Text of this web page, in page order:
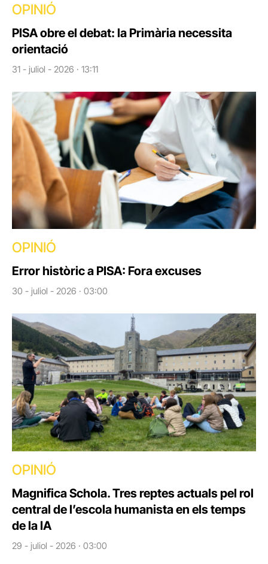
OPINIÓ
PISA obre el debat: la Primària necessita
orientació
31 - juliol - 2026 · 13:11
OPINIÓ
Error històric a PISA: Fora excuses
30 - juliol - 2026 · 03:00
OPINIÓ
Magnifica Schola. Tres reptes actuals pel rol
central de l’escola humanista en els temps
de la IA
29 - juliol - 2026 · 03:00